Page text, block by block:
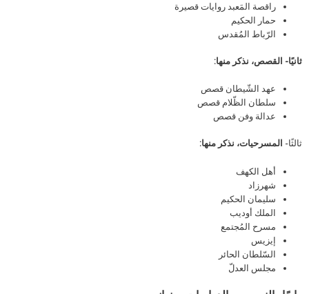
راقصة المَعبد روايات قصيرة
حمار الحكيم
الرّباط المُقدس
ثانيًا- القصص، نذكر منها:
عهد الشّيطان قصص
سلطان الظّلام قصص
عدالة وفن قصص
ثالثًا- المسرحيات، نذكر منها:
أهل الكهف
شهرزاد
سليمان الحكيم
الملك أوديب
مسرح المُجتمع
إيزيس
السّلطان الحائر
مجلس العدلّ